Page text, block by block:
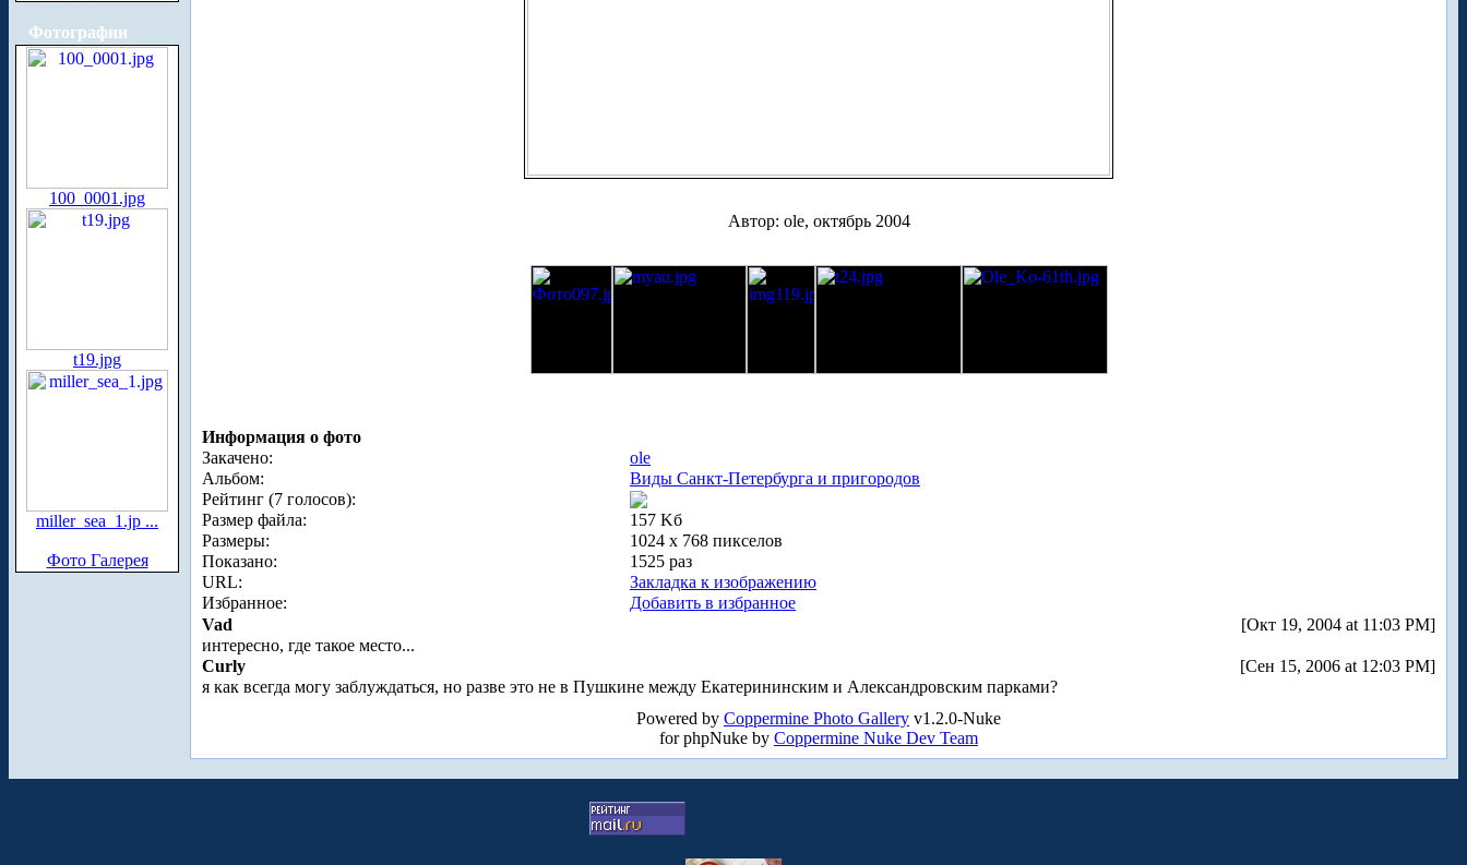
Фотографии
100_0001.jpg
t19.jpg
miller_sea_1.jp ...
Фото Галерея
Автор: ole, октябрь 2004
Информация о фото
Закачено:
ole
Альбом:
Виды Санкт-Петербурга и пригородов
Рейтинг (7 голосов):
Размер файла:
157 Kб
Размеры:
1024 x 768 пикселов
Показано:
1525 раз
URL:
Закладка к изображению
Избранное:
Добавить в избранное
Vad
[Окт 19, 2004 at 11:03 PM]
интересно, где такое место...
Curly
[Сен 15, 2006 at 12:03 PM]
я как всегда могу заблуждаться, но разве это не в Пушкине между Екатерининским и Александровским парками?
Powered by Coppermine Photo Gallery v1.2.0-Nuke
for phpNuke by Coppermine Nuke Dev Team